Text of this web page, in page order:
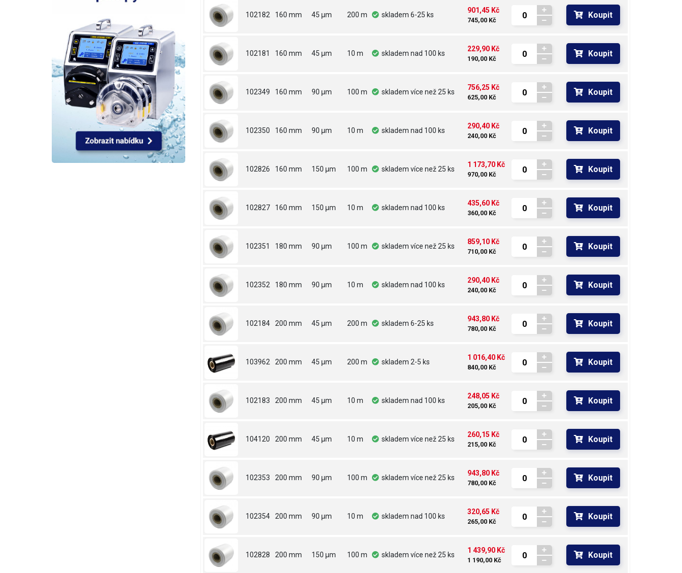
102182 160 mm 45 µm 200 m skladem 6-25 ks
901,45 Kč
745,00 Kč
Koupit
102181 160 mm 45 µm 10 m skladem nad 100 ks
229,90 Kč
190,00 Kč
Koupit
102349 160 mm 90 µm 100 m skladem více než 25 ks
756,25 Kč
625,00 Kč
Koupit
102350 160 mm 90 µm 10 m skladem nad 100 ks
290,40 Kč
240,00 Kč
Koupit
102826 160 mm 150 µm 100 m skladem více než 25 ks
1 173,70 Kč
970,00 Kč
Koupit
102827 160 mm 150 µm 10 m skladem nad 100 ks
435,60 Kč
360,00 Kč
Koupit
102351 180 mm 90 µm 100 m skladem více než 25 ks
859,10 Kč
710,00 Kč
Koupit
102352 180 mm 90 µm 10 m skladem nad 100 ks
290,40 Kč
240,00 Kč
Koupit
102184 200 mm 45 µm 200 m skladem 6-25 ks
943,80 Kč
780,00 Kč
Koupit
103962 200 mm 45 µm 200 m skladem 2-5 ks
1 016,40 Kč
840,00 Kč
Koupit
102183 200 mm 45 µm 10 m skladem nad 100 ks
248,05 Kč
205,00 Kč
Koupit
104120 200 mm 45 µm 10 m skladem více než 25 ks
260,15 Kč
215,00 Kč
Koupit
102353 200 mm 90 µm 100 m skladem více než 25 ks
943,80 Kč
780,00 Kč
Koupit
102354 200 mm 90 µm 10 m skladem nad 100 ks
320,65 Kč
265,00 Kč
Koupit
102828 200 mm 150 µm 100 m skladem více než 25 ks
1 439,90 Kč
1 190,00 Kč
Koupit